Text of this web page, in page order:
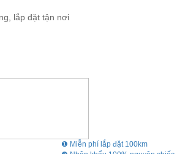
lắp đặt tận nơi
❶ Miễn phí lắp đặt 100km